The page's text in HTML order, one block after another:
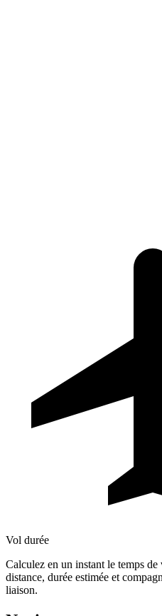
Vol durée
Calculez en un instant le temps
distance, durée estimée et
liaison.